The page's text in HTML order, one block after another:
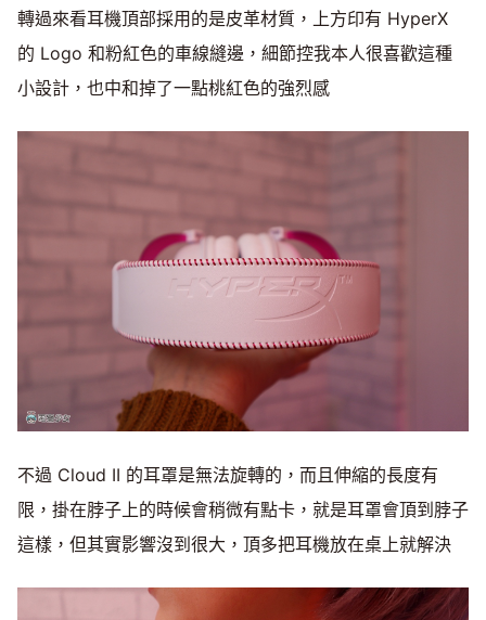
轉過來看耳機頂部採用的是皮革材質，上方印有 HyperX
的 Logo 和粉紅色的車線縫邊，細節控我本人很喜歡這種
小設計，也中和掉了一點桃紅色的強烈感
不過 Cloud II 的耳罩是無法旋轉的，而且伸縮的長度有
限，掛在脖子上的時候會稍微有點卡，就是耳罩會頂到脖子
這樣，但其實影響沒到很大，頂多把耳機放在桌上就解決